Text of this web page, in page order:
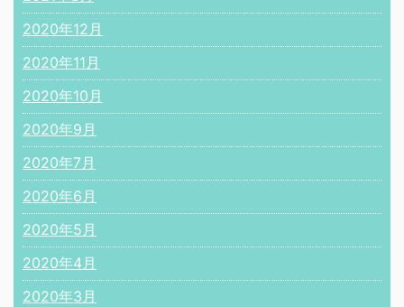
2020年12月
2020年11月
2020年10月
2020年9月
2020年7月
2020年6月
2020年5月
2020年4月
2020年3月